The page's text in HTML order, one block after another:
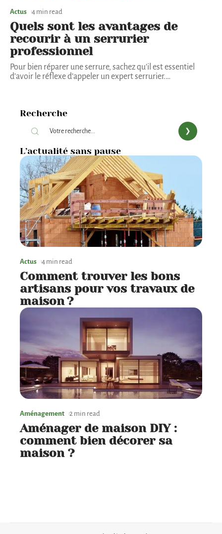
Actus 4 min read
Quels sont les avantages de
recourir à un serrurier
professionnel
Pour bien réparer une serrure, sachez qu’il est essentiel
d’avoir le réflexe d’appeler un expert serrurier.…
Recherche
L’actualité sans pause
Actus 4 min read
Comment trouver les bons
artisans pour vos travaux de
maison ?
Aménagement 2 min read
Aménager de maison DIY :
comment bien décorer sa
maison ?